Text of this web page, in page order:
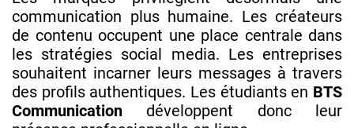
communication plus humaine. Les créateurs
de contenu occupent une place centrale dans
les stratégies social media. Les entreprises
souhaitent incarner leurs messages à travers
des profils authentiques. Les étudiants en BTS
Communication développent donc leur